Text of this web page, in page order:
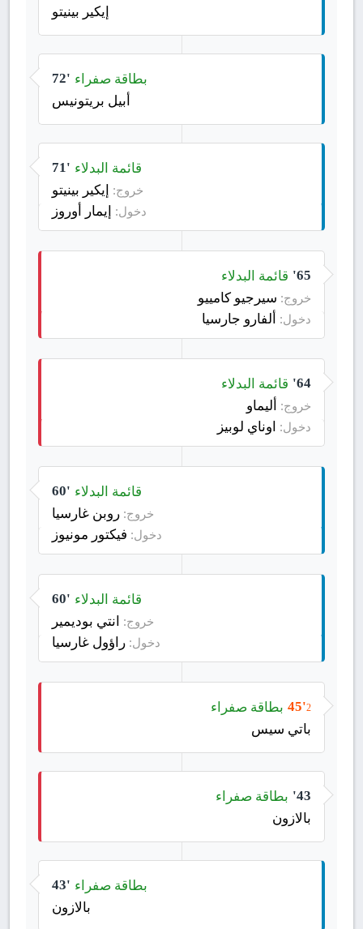
إيكير بينيتو
72' بطاقة صفراء
أبيل بريتونيس
71' قائمة البدلاء
خروج: إيكير بينيتو
دخول: إيمار أوروز
65' قائمة البدلاء
خروج: سيرجيو كامييو
دخول: ألفارو جارسيا
64' قائمة البدلاء
خروج: أليماو
دخول: اوناي لوبيز
60' قائمة البدلاء
خروج: روبن غارسيا
دخول: فيكتور مونيوز
60' قائمة البدلاء
خروج: انتي بوديمير
دخول: راؤول غارسيا
45'2
بطاقة صفراء
باتي سيس
43' بطاقة صفراء
بالازون
43' بطاقة صفراء
بالازون